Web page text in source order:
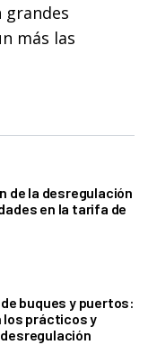
más las
de la desregulación
en la tarifa de
buques y puertos:
los prácticos y